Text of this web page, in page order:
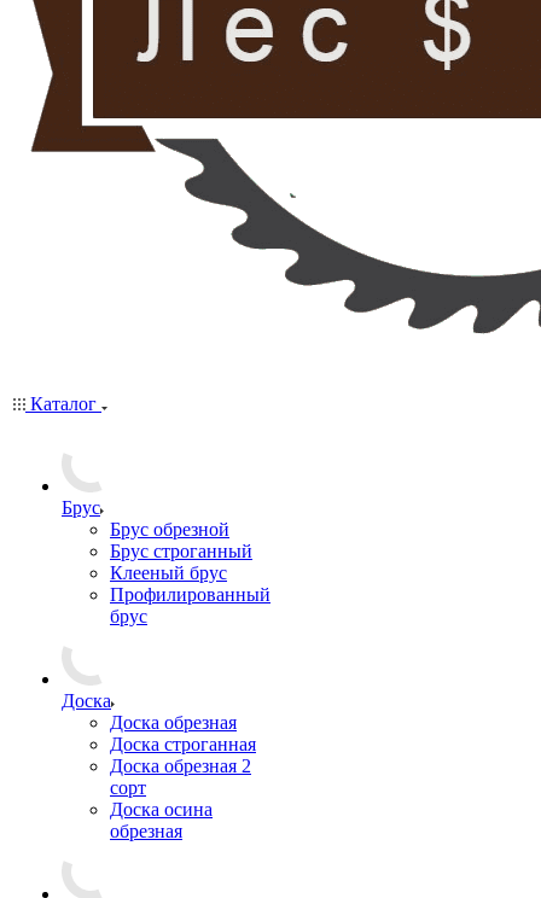
Каталог
Брус
Брус обрезной
Брус строганный
Клееный брус
Профилированный
брус
Доска
Доска обрезная
Доска строганная
Доска обрезная 2
сорт
Доска осина
обрезная